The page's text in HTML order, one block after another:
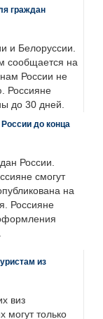
граждан
и Белоруссии.
сообщается на
России не
Россияне
до 30 дней.
до конца
России.
смогут
на
Россияне
из
виз
могут только